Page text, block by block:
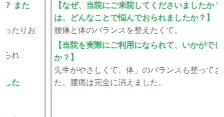
【なぜ、当院にご来院してくださいましたか？ また
は、どんなことで悩んでおられましたか？】
腰痛と体のバランスを整えたくて。
【当院を実際にご利用になられて、いかがでした
か？】
先生がやさしくて、体」のバランスも整ってきてまし
た。腰痛は完全に消えました。